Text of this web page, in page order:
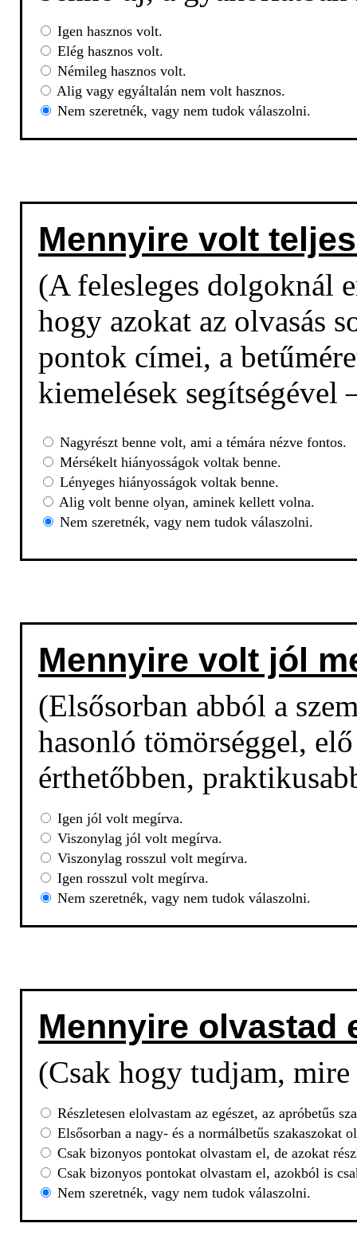
Igen hasznos volt.
Elég hasznos volt.
Némileg hasznos volt.
Alig vagy egyáltalán nem volt hasznos.
Nem szeretnék, vagy nem tudok válaszolni.
Mennyire volt
(A felesleges dolgoknál
hogy azokat az olvasás
pontok címei, a
kiemelések
Nagyrészt benne volt, ami a témára nézve fontos.
Mérsékelt hiányosságok voltak benne.
Lényeges hiányosságok voltak benne.
Alig volt benne olyan, aminek kellett volna.
Nem szeretnék, vagy nem tudok válaszolni.
Mennyire volt jól
(Elsősorban abból a
hasonló tömörséggel,
érthetőbben,
Igen jól volt megírva.
Viszonylag jól volt megírva.
Viszonylag rosszul volt megírva.
Igen rosszul volt megírva.
Nem szeretnék, vagy nem tudok válaszolni.
Mennyire olvastad
(Csak hogy tudjam,
Részletesen elolvastam az egészet, az apróbetűs
Elsősorban a nagy- és a normálbetűs szakaszokat
Csak bizonyos pontokat olvastam el, de azokat
Csak bizonyos pontokat olvastam el, azokból is
Nem szeretnék, vagy nem tudok válaszolni.